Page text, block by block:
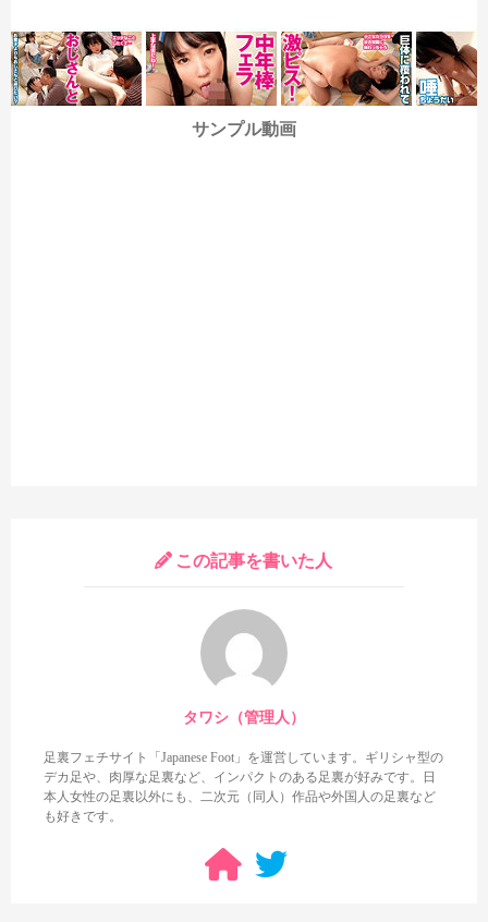
ルヌルテカにされ、そのままオモチャ責めなどされるのですが、
その最中に左足の足裏がしょっちゅう見えるのが特徴。足裏を合
わせているので半分は隠れてしまっていますが、その分多くの足
そして作品終了直前の仰向けのフェラシーン。結構びっくりし
ここでまさかの両足のドアップ足裏全体がドドンと
しかも軽めの足指グーチョキパーも含めて25秒くら
い続いたりと、ま～なかなかのクオリティです。
ちゃ暴発するのは必至でしょう。かなりのデンジャラスゾーンな
足裏なので、抜く覚悟を決めてから見ましょう。
サンプル動画
この記事を書いた人
タワシ（管理人）
足裏フェチサイト「Japanese Foot」を運営しています。ギリシャ型の
デカ足や、肉厚な足裏など、インパクトのある足裏が好みです。日
本人女性の足裏以外にも、二次元（同人）作品や外国人の足裏など
も好きです。